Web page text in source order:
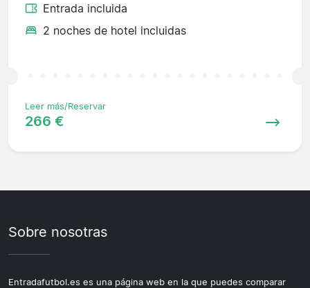
Entrada incluida
2 noches de hotel incluidas
Leer más/Reservar
266 €
Sobre nosotras
Entradafutbol.es es una página web en la que puedes comparar